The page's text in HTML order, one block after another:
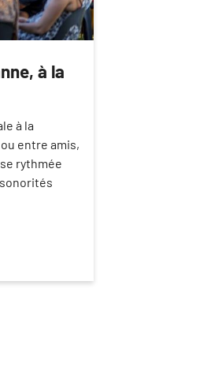
à la
à la
entre amis,
rythmée